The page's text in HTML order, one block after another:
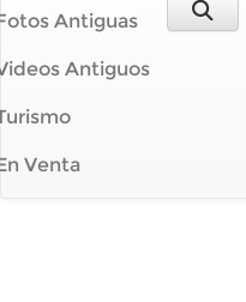
Antiguas
Antiguos
Venta